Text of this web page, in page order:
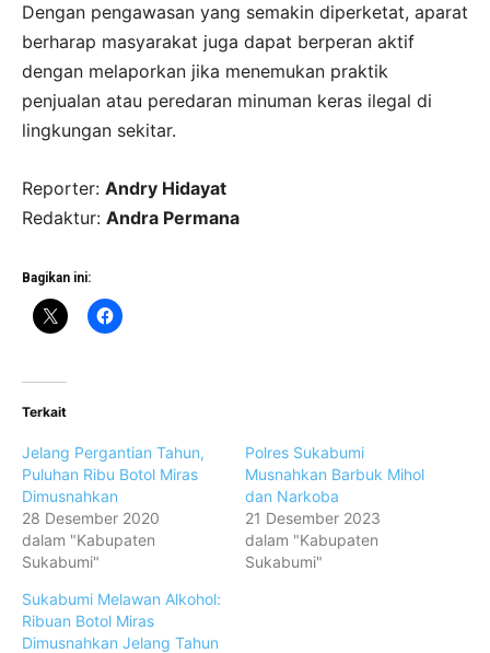
Dengan pengawasan yang semakin diperketat, aparat
berharap masyarakat juga dapat berperan aktif
dengan melaporkan jika menemukan praktik
penjualan atau peredaran minuman keras ilegal di
lingkungan sekitar.
Reporter: Andry Hidayat
Redaktur: Andra Permana
Bagikan ini:
Terkait
Jelang Pergantian Tahun,
Puluhan Ribu Botol Miras
Dimusnahkan
28 Desember 2020
dalam "Kabupaten
Sukabumi"
Polres Sukabumi
Musnahkan Barbuk Mihol
dan Narkoba
21 Desember 2023
dalam "Kabupaten
Sukabumi"
Sukabumi Melawan Alkohol:
Ribuan Botol Miras
Dimusnahkan Jelang Tahun